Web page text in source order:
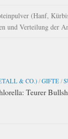
(Hanf,
und Verteilung der
& CO.)/GIFTE/
Teurer